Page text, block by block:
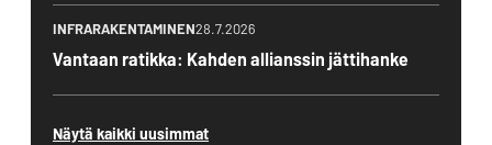
INFRARAKENTAMINEN28.7.2026
Vantaan ratikka: Kahden allianssin jättihanke
Näytä kaikki uusimmat